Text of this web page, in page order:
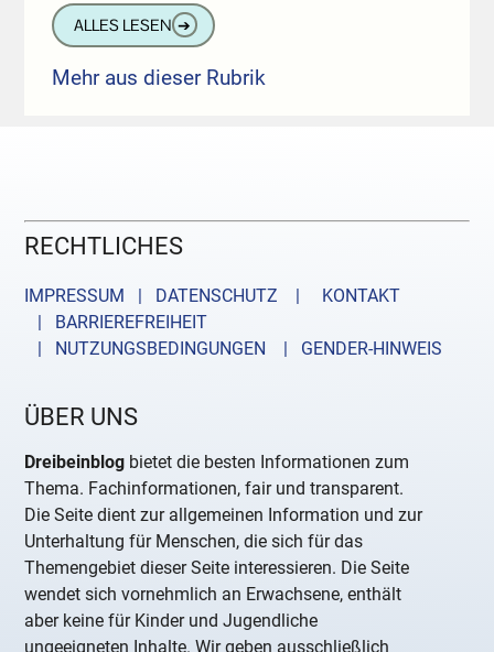
ALLES LESEN ➔
Mehr aus dieser Rubrik
RECHTLICHES
IMPRESSUM | DATENSCHUTZ |
KONTAKT
| BARRIEREFREIHEIT
| NUTZUNGSBEDINGUNGEN
| GENDER-HINWEIS
ÜBER UNS
Dreibeinblog bietet die besten Informationen zum
Thema. Fachinformationen, fair und transparent.
Die Seite dient zur allgemeinen Information und zur
Unterhaltung für Menschen, die sich für das
Themengebiet dieser Seite interessieren. Die Seite
wendet sich vornehmlich an Erwachsene, enthält
aber keine für Kinder und Jugendliche
ungeeigneten Inhalte. Wir geben ausschließlich